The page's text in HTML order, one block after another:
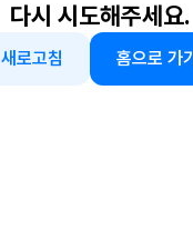
다시 시도해주세요.
새로고침 홈으로 가기